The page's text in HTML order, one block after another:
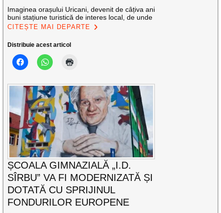
Imaginea orașului Uricani, devenit de câțiva ani
buni stațiune turistică de interes local, de unde
CITEȘTE MAI DEPARTE
Distribuie acest articol
ȘCOALA GIMNAZIALĂ „I.D.
SÎRBU” VA FI MODERNIZATĂ ȘI
DOTATĂ CU SPRIJINUL
FONDURILOR EUROPENE